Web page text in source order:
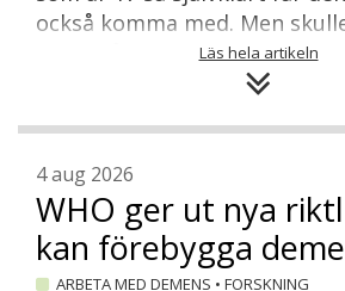
också komma med. Men
minderårig person anmäla sig
skulle vi tänka lite, för vi vet
här för tankar och har de
sig till?
– Det är vi också noga med
under mötena: ”Hur ser det ut
avslutar här, har ni något
Läs hela artikeln
4 aug 2026
WHO ger ut nya
kan förebygga
ARBETA MED DEMENS • FORSKNING